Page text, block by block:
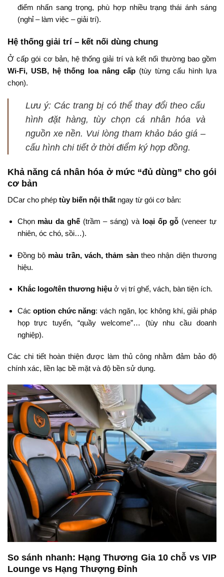
điểm nhấn sang trọng, phù hợp nhiều trạng thái ánh sáng
(nghỉ – làm việc – giải trí).
Hệ thống giải trí – kết nối dùng chung
Ở cấp gói cơ bản, hệ thống giải trí và kết nối thường bao gồm
Wi-Fi, USB, hệ thống loa nâng cấp(tùy từng cấu hình lựa
chọn).
Lưu ý: Các trang bị có thể thay đổi theo cấu
hình đặt hàng, tùy chọn cá nhân hóa và
nguồn xe nền. Vui lòng tham khảo báo giá –
cấu hình chi tiết ở thời điểm ký hợp đồng.
Khả năng cá nhân hóa ở mức “đủ dùng” cho gói
cơ bản
DCar cho phép tùy biến nội thất ngay từ gói cơ bản:
Chọn màu da ghế(trầm – sáng) và loại ốp gỗ (veneer tự
nhiên, óc chó, sồi…).
Đồng bộ màu trần, vách, thảm sàntheo nhận diện thương
hiệu.
Khắc logo/tên thương hiệuở vị trí ghế, vách, bàn tiện ích.
Cácoption chức năng: vách ngăn, lọc không khí, giải pháp
họp trực tuyến, “quầy welcome”… (tùy nhu cầu doanh
nghiệp).
Các chi tiết hoàn thiện được làm thủ công nhằm đảm bảo độ
chính xác, liền lạc bề mặt và độ bền sử dụng.
So sánh nhanh: Hạng Thương Gia 10 chỗ vs VIP
Lounge vs Hạng Thượng Đỉnh